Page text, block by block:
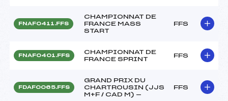
FNAF0411.FFS
CHAMPIONNAT DE
FRANCE MASS
START
FFS
FNAF0401.FFS
CHAMPIONNAT DE
FRANCE SPRINT
FFS
FDAF0065.FFS
GRAND PRIX DU
CHARTROUSIN (JJS
M+F / CAD M) —
FFS